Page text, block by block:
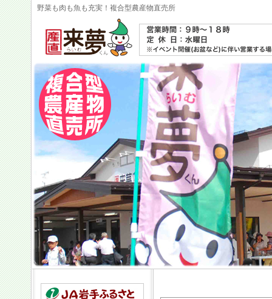
野菜も肉も魚も充実！複合型農産物直売所